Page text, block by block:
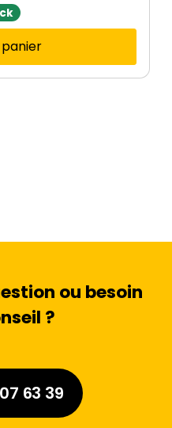
ou besoin
?
63 39